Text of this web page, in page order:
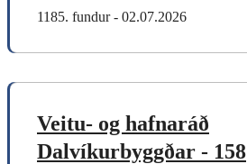
1185. fundur - 02.07.2026
Veitu- og hafnaráð
Dalvíkurbyggðar - 158